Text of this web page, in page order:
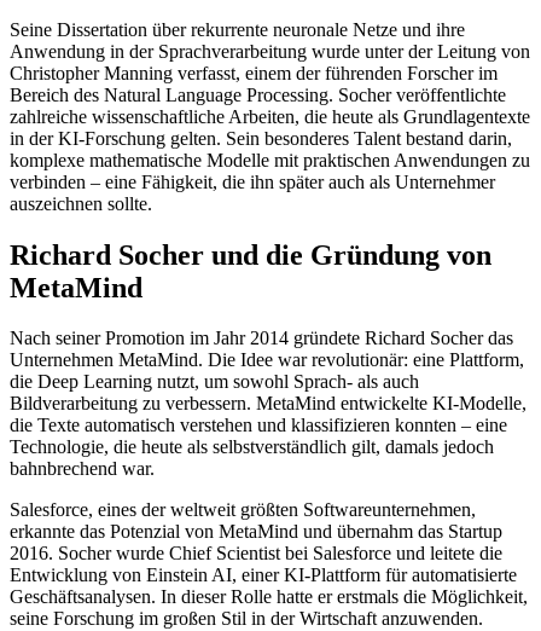
Seine Dissertation über rekurrente neuronale Netze und ihre
Anwendung in der Sprachverarbeitung wurde unter der Leitung von
Christopher Manning verfasst, einem der führenden Forscher im
Bereich des Natural Language Processing. Socher veröffentlichte
zahlreiche wissenschaftliche Arbeiten, die heute als Grundlagentexte
in der KI-Forschung gelten. Sein besonderes Talent bestand darin,
komplexe mathematische Modelle mit praktischen Anwendungen zu
verbinden – eine Fähigkeit, die ihn später auch als Unternehmer
auszeichnen sollte.
Richard Socher und die Gründung von
MetaMind
Nach seiner Promotion im Jahr 2014 gründete Richard Socher das
Unternehmen MetaMind. Die Idee war revolutionär: eine Plattform,
die Deep Learning nutzt, um sowohl Sprach- als auch
Bildverarbeitung zu verbessern. MetaMind entwickelte KI-Modelle,
die Texte automatisch verstehen und klassifizieren konnten – eine
Technologie, die heute als selbstverständlich gilt, damals jedoch
bahnbrechend war.
Salesforce, eines der weltweit größten Softwareunternehmen,
erkannte das Potenzial von MetaMind und übernahm das Startup
2016. Socher wurde Chief Scientist bei Salesforce und leitete die
Entwicklung von Einstein AI, einer KI-Plattform für automatisierte
Geschäftsanalysen. In dieser Rolle hatte er erstmals die Möglichkeit,
seine Forschung im großen Stil in der Wirtschaft anzuwenden.